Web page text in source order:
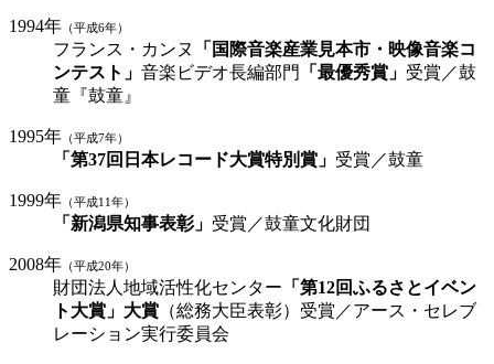
1994年 （平成6年）
フランス・カンヌ
「国際音楽産業見本市・映像音楽コ
ンテスト」 音楽ビデオ長編部門 「最優秀賞」 受賞／鼓
童『鼓童』
1995年 （平成7年）
「第37回日本レコード大賞特別賞」 受賞／鼓童
1999年 （平成11年）
「新潟県知事表彰」 受賞／鼓童文化財団
2008年 （平成20年）
財団法人地域活性化センター 「第12回ふるさとイベン
ト大賞」大賞 （総務大臣表彰）受賞／アース・セレブ
レーション実行委員会